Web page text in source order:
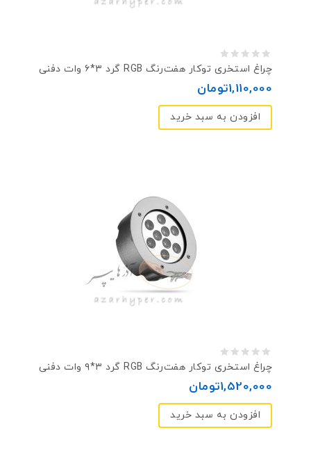
0
چراغ استخری توکار هفت‌رنگ RGB گرد ۳*۶ وات دفنی
1,110,000تومان
افزودن به سبد خرید
0
چراغ استخری توکار هفت‌رنگ RGB گرد ۳*۹ وات دفنی
1,520,000تومان
افزودن به سبد خرید